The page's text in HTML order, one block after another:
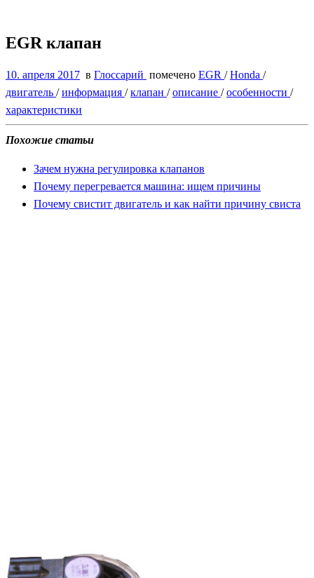
EGR клапан
10. апреля 2017 в Глоссарий помечено EGR /Honda /
двигатель /информация /клапан /описание /особенности /
характеристики
Похожие статьи
Зачем нужна регулировка клапанов
Почему перегревается машина: ищем причины
Почему свистит двигатель и как найти причину свиста